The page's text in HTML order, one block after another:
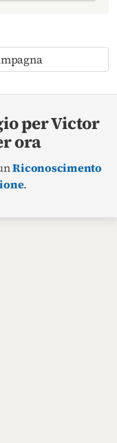
per Victor
ora
Riconoscimento
.